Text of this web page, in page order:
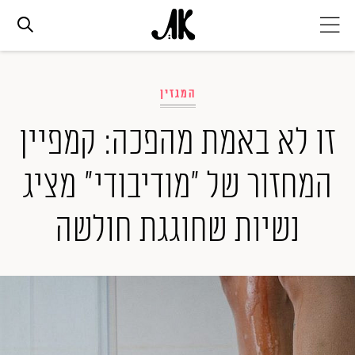
אופנה
ביוטי
סלבס
ערוצים נוספים
המגזין
זו לא באמת מהפכה: קמפיין
המחזור של ״מודיבודי״ מציג
נשיות שחוגגת חולשה